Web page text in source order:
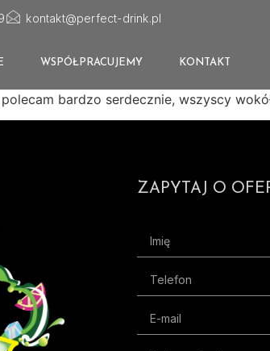
kontakt@perfect-drink.pl
WSPÓŁPRACUJEMY KONTAKT
bardzo serdecznie, wszyscy
ZAPYTAJ O